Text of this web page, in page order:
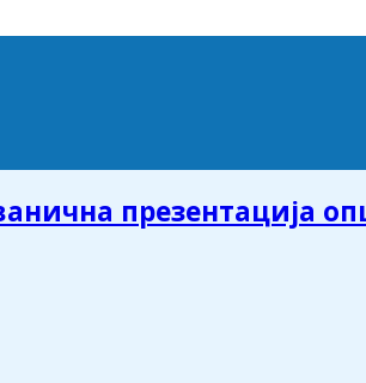
презентација